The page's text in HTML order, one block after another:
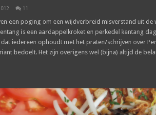
11
een poging om een wijdverbreid misverstand uit de
is een aardappelkroket en perkedel kentang
dat iedereen ophoudt met het praten/schrijven over
bedoelt. Het zijn overigens wel (bijna) altijd de